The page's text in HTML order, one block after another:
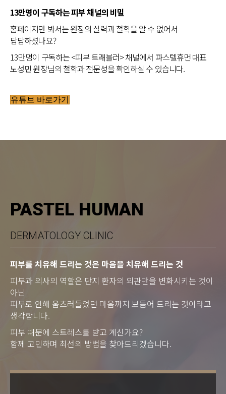
13만명이 구독하는 피부 채널의 비밀
홈페이지만 봐서는 원장의 실력과 철학을 알 수 없어서
답답하셨나요?
13만명이 구독하는 <피부 트래블러> 채널에서 파스텔휴먼 대표
노성민 원장님의 철학과 전문성을 확인하실 수 있습니다.
유튜브 바로가기
PASTEL HUMAN
DERMATOLOGY CLINIC
피부를 치유해 드리는 것은 마음을 치유해 드리는 것
피부과 의사의 역할은 단지 환자의 외관만을 변화시키는 것이
아닌
피부로 인해 움츠러들었던 마음까지 보듬어 드리는 것이라고
생각합니다.
피부 때문에 스트레스를 받고 계신가요?
함께 고민하며 최선의 방법을 찾아드리겠습니다.